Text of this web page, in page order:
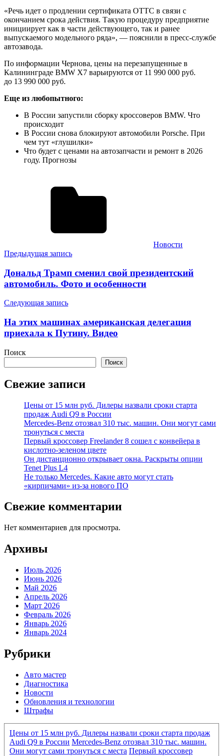
«Речь идет о продлении сертификата ОТТС в связи с
окончанием срока действия. Такую процедуру предприятие
инициирует как в части действующего, так и ранее
выпускаемого модельного ряда», — пояснили в пресс-службе
автозавода.
По информации Чернова, цены на перезапущенные в
Калининграде BMW X7 варьируются от 11 990 000 руб.
до 13 990 000 руб.
Еще из любопытного:
В России запустили сборку кроссоверов BMW. Что
происходит
В России снова блокируют автомобили Porsche. При
чем тут «глушилки»
Что будет с ценами на автозапчасти и ремонт в 2026
году. Прогнозы
Новости
Навигация
по
записям
Предыдущая запись
Дональд Трамп сменил свой президентский
автомобиль. Фото и особенности
Следующая запись
На этих машинах американская делегация
приехала к Путину. Видео
Поиск
Поиск
Свежие записи
Цены от 15 млн руб. Дилеры назвали сроки старта
продаж Audi Q9 в России
Mercedes-Benz отозвал 310 тыс. машин. Они могут сами
тронуться с места
Первый кроссовер Freelander 8 сошел с конвейера в
кислотно-зеленом цвете
Он дистанционно открывает окна. Раскрыты опции
Tenet Plus L4
Не только Mercedes. Какие авто могут стать
«кирпичами» из-за нового ПО
Свежие комментарии
Нет комментариев для просмотра.
Архивы
Июль 2026
Июнь 2026
Май 2026
Апрель 2026
Март 2026
Февраль 2026
Январь 2026
Январь 2024
Рубрики
Авто мастер
Диагностика
Новости
Обновления и технологии
Штрафы
Цены от 15 млн руб. Дилеры назвали сроки старта продаж
Audi Q9 в России Mercedes-Benz отозвал 310 тыс. машин.
Они могут сами тронуться с места Первый кроссовер